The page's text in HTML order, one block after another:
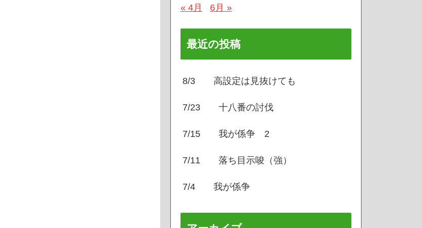
« 4月 6月 »
最近の投稿
8/3 高設定は見抜けても
7/23 十八番の討伐
7/15 我が係争 2
7/11 落ち目示唆（強）
7/4 我が係争